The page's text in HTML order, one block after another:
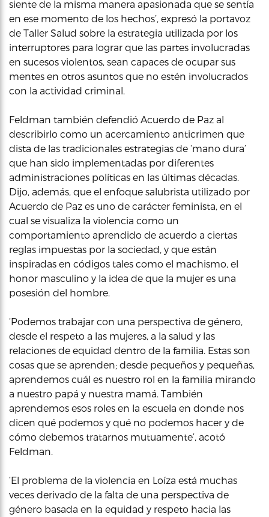
siente de la misma manera apasionada que se sentía
en ese momento de los hechos’, expresó la portavoz
de Taller Salud sobre la estrategia utilizada por los
interruptores para lograr que las partes involucradas
en sucesos violentos, sean capaces de ocupar sus
mentes en otros asuntos que no estén involucrados
con la actividad criminal.
Feldman también defendió Acuerdo de Paz al
describirlo como un acercamiento anticrimen que
dista de las tradicionales estrategias de ‘mano dura’
que han sido implementadas por diferentes
administraciones políticas en las últimas décadas.
Dijo, además, que el enfoque salubrista utilizado por
Acuerdo de Paz es uno de carácter feminista, en el
cual se visualiza la violencia como un
comportamiento aprendido de acuerdo a ciertas
reglas impuestas por la sociedad, y que están
inspiradas en códigos tales como el machismo, el
honor masculino y la idea de que la mujer es una
posesión del hombre.
‘Podemos trabajar con una perspectiva de género,
desde el respeto a las mujeres, a la salud y las
relaciones de equidad dentro de la familia. Estas son
cosas que se aprenden; desde pequeños y pequeñas,
aprendemos cuál es nuestro rol en la familia mirando
a nuestro papá y nuestra mamá. También
aprendemos esos roles en la escuela en donde nos
dicen qué podemos y qué no podemos hacer y de
cómo debemos tratarnos mutuamente’, acotó
Feldman.
‘El problema de la violencia en Loíza está muchas
veces derivado de la falta de una perspectiva de
género basada en la equidad y respeto hacia las